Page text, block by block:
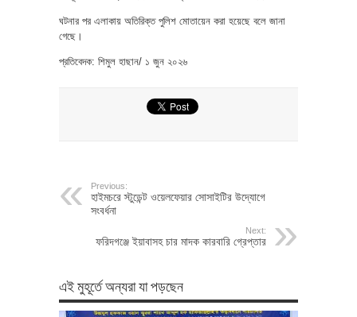
ঘটনার পর এলাকায় অতিরিক্ত পুলিশ মোতায়েন করা হয়েছে বলে জানা
গেছে।
প্রতিবেদক: শিমুল হাছান/ ১ জুন ২০২৬
Previous:
হাইমচরে স্টুডেন্ট ওয়েলফেয়ার সোসাইটির উদ্যোগে
সংবর্ধনা
Next:
ফরিদগঞ্জে ইয়াবাসহ চার মাদক কারবারি গ্রেপ্তার
এই মুহূর্তে অন্যরা যা পড়ছেন